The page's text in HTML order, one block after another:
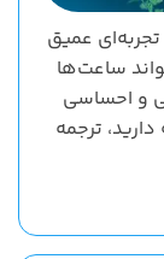
عمیق
ساعت‌ها
و احساسی
ترجمه